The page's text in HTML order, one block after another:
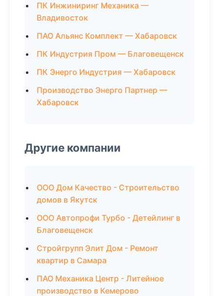
ПК Инжиниринг Механика —
Владивосток
ПАО Альянс Комплект — Хабаровск
ПК Индустрия Пром — Благовещенск
ПК Энерго Индустрия — Хабаровск
Производство Энерго Партнер —
Хабаровск
Другие компании
ООО Дом Качество - Строительство
домов в Якутск
ООО Автопрофи Турбо - Детейлинг в
Благовещенск
Стройгрупп Элит Дом - Ремонт
квартир в Самара
ПАО Механика Центр - Литейное
производство в Кемерово